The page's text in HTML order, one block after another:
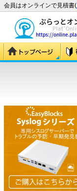
会員はオンラインで見積書(